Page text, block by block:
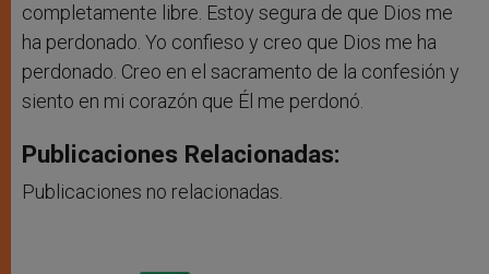
completamente libre. Estoy segura de que Dios me
ha perdonado. Yo confieso y creo que Dios me ha
perdonado. Creo en el sacramento de la confesión y
siento en mi corazón que Él me perdonó.
Publicaciones Relacionadas:
Publicaciones no relacionadas.